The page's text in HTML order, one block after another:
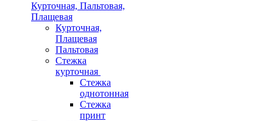
Курточная, Пальтовая,
Плащевая
Курточная,
Плащевая
Пальтовая
Стежка
курточная
Стежка
однотонная
Стежка
принт